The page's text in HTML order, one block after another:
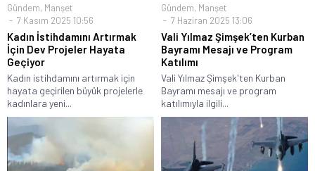
Gündem, Manşet
7 Kasım 2025 10:56
Kadın İstihdamını Artırmak
İçin Dev Projeler Hayata
Geçiyor
Kadın istihdamını artırmak için
hayata geçirilen büyük projelerle
kadınlara yeni...
Gündem, Manşet
7 Haziran 2025 13:06
Vali Yılmaz Şimşek’ten Kurban
Bayramı Mesajı ve Program
Katılımı
Vali Yılmaz Şimşek'ten Kurban
Bayramı mesajı ve program
katılımıyla ilgili...